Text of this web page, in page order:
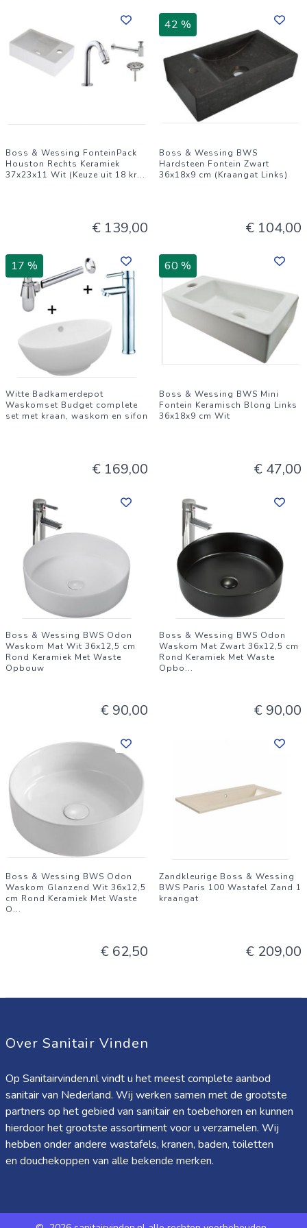
design radiatoren. De kracht van BWS is het op de markt
brengen van merk producten en deze groot en direct bij de
fabrikanten in te kopen. Door dit voordeel kunnen we de
prijzen laag in de markt aanbieden onder onze eigen merk
Boss & Wessing FonteinPack
Houston Rechts Keramiek
37x23x11 Wit (Keuze uit 18 kr...
€ 139,00
42 %
Boss & Wessing BWS
Hardsteen Fontein Zwart
36x18x9 cm (Kraangat Links)
€ 104,00
17 %
Witte Badkamerdepot
Waskomset Budget complete
set met kraan, waskom en sifon
€ 169,00
60 %
Boss & Wessing BWS Mini
Fontein Keramisch Blong Links
36x18x9 cm Wit
€ 47,00
Boss & Wessing BWS Odon
Waskom Mat Wit 36x12,5 cm
Rond Keramiek Met Waste
Opbouw
€ 90,00
Boss & Wessing BWS Odon
Waskom Mat Zwart 36x12,5 cm
Rond Keramiek Met Waste
Opbo...
€ 90,00
Boss & Wessing BWS Odon
Waskom Glanzend Wit 36x12,5
cm Rond Keramiek Met Waste
O...
€ 62,50
Zandkleurige Boss & Wessing
BWS Paris 100 Wastafel Zand 1
kraangat
€ 209,00
Over Sanitair Vinden
Op Sanitairvinden.nl vindt u het meest complete aanbod
sanitair van Nederland. Wij werken samen met de grootste
partners op het gebied van sanitair en toebehoren en kunnen
hierdoor het grootste assortiment voor u verzamelen. Wij
hebben onder andere wastafels, kranen, baden, toiletten
en douchekoppen van alle bekende merken.